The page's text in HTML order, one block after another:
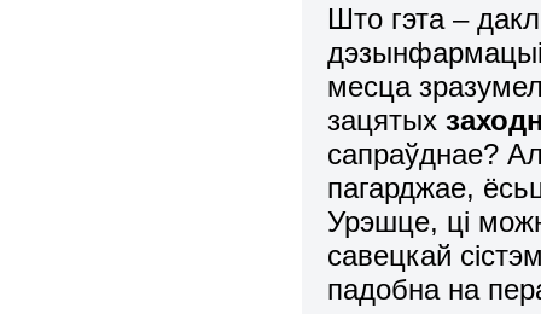
Што гэта –
месца
зацятых
сапраўднае?
пагарджае,
Урэшце, ці
савецкай
падобна на